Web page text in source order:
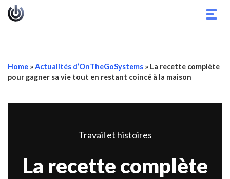
Home »Actualités d’OnTheGoSystems » La recette complète
pour gagner sa vie tout en restant coincé à la maison
Travail et histoires
La recette complète